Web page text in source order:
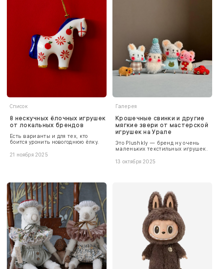
Список
8 нескучных ёлочных игрушек
от локальных брендов
Есть варианты и для тех, кто
боится уронить новогоднюю ёлку.
21 ноября 2025
Галерея
Крошечные свинки и другие
мягкие звери от мастерской
игрушек на Урале
Это Plushkly — бренд ну очень
маленьких текстильных игрушек.
13 октября 2025